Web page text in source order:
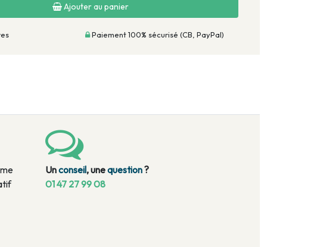
Ajouter au panier
Paiement 100% sécurisé (CB, PayPal)
Unconseil, unequestion?
01 47 27 99 08